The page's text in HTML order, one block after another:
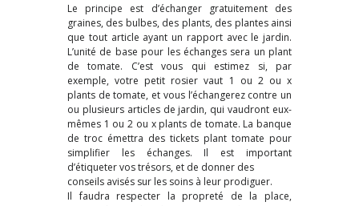
Le principe est d’échanger gratuitement des
graines, des bulbes, des plants, des plantes ainsi
que tout article ayant un rapport avec le jardin.
L’unité de base pour les échanges sera un plant
de tomate. C’est vous qui estimez si, par
exemple, votre petit rosier vaut 1 ou 2 ou x
plants de tomate, et vous l’échangerez contre un
ou plusieurs articles de jardin, qui vaudront eux-
mêmes 1 ou 2 ou x plants de tomate. La banque
de troc émettra des tickets plant tomate pour
simplifier les échanges. Il est important
d’étiqueter vos trésors, et de donner des
conseils avisés sur les soins à leur prodiguer.
Il faudra respecter la propreté de la place,